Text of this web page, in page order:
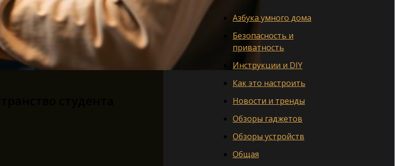
Азбука умного дома
Безопасность и
приватность
Инструкции и DIY
Как это настроить
Новости и тренды
Обзоры гаджетов
Обзоры устройств
Общая